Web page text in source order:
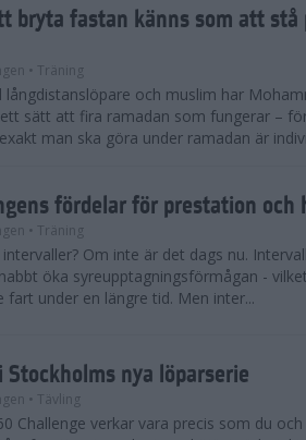
bryta fastan känns som att stå
• Träning
långdistanslöpare och muslim har
sätt att fira ramadan som fungerar –
man ska göra under ramadan är
fördelar för prestation och
• Träning
Om inte är det dags nu.
öka syreupptagningsförmågan -
fart under en längre tid. Men inter...
Stockholms nya löparserie
• Tävling
Challenge verkar vara precis som du